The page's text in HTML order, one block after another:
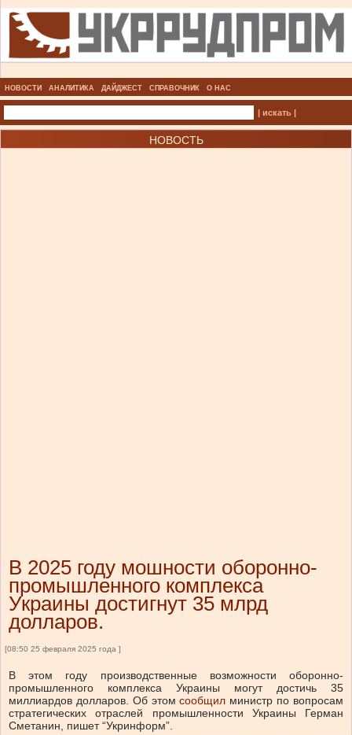
НОВОСТИ АНАЛИТИКА ДАЙДЖЕСТ СПРАВОЧНИК О НАС
| искать |
НОВОСТЬ
В 2025 году мошности оборонно-
промышленного комплекса
Украины достигнут 35 млрд
долларов.
[08:50 25 февраля 2025 года ]
В этом году производственные возможности оборонно-
промышленного комплекса Украины могут достичь 35
миллиардов долларов. Об этомсообщил министр по вопросам
стратегических отраслей промышленности Украины Герман
Сметанин, пишет “Укринформ”.